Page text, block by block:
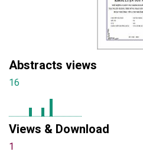
Abstracts views
16
Views & Download
1